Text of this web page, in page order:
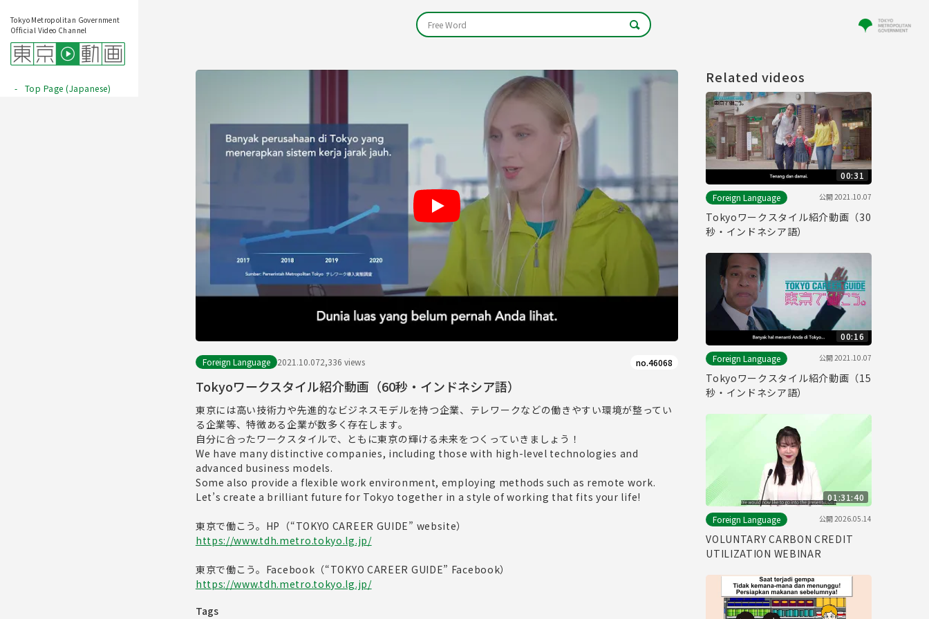
Tokyo Metropolitan Government
Official Video Channel
Top Page (Japanese)
Play
Foreign Language 2021.10.072,336 views no.46068
Tokyoワークスタイル紹介動画（60秒・インドネシア語）
東京には高い技術力や先進的なビジネスモデルを持つ企業、テレワークなどの働きやすい環境が整ってい
る企業等、特徴ある企業が数多く存在します。
自分に合ったワークスタイルで、ともに東京の輝ける未来をつくっていきましょう！
We have many distinctive companies, including those with high-level technologies and
advanced business models.
Some also provide a flexible work environment, employing methods such as remote work.
Let’s create a brilliant future for Tokyo together in a style of working that fits your life!
東京で働こう。HP（“TOKYO CAREER GUIDE” website）
https://www.tdh.metro.tokyo.lg.jp/
東京で働こう。Facebook（“TOKYO CAREER GUIDE” Facebook）
https://www.tdh.metro.tokyo.lg.jp/
Tags
Related videos
00:31
Foreign Language
公開2021.10.07
Tokyoワークスタイル紹介動画（30
秒・インドネシア語）
00:16
Foreign Language
公開2021.10.07
Tokyoワークスタイル紹介動画（15
秒・インドネシア語）
01:31:40
Foreign Language
公開2026.05.14
VOLUNTARY CARBON CREDIT
UTILIZATION WEBINAR